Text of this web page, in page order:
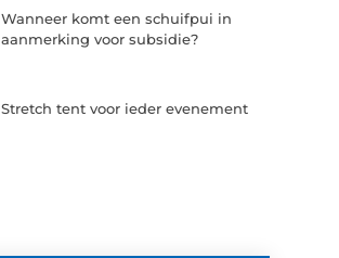
Wanneer komt een schuifpui in
aanmerking voor subsidie?
Stretch tent voor ieder evenement